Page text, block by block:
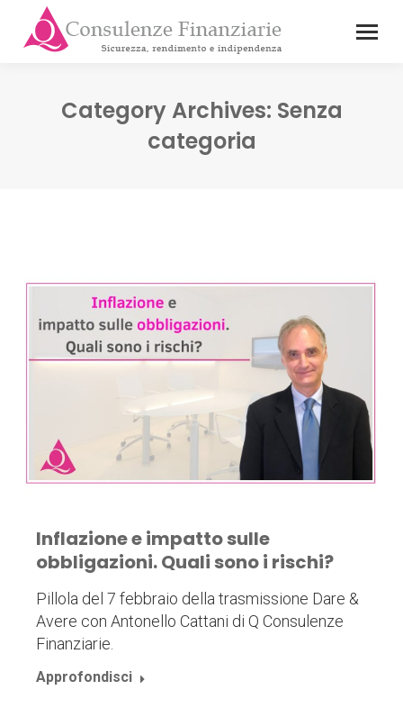
Category Archives: Senza
categoria
Inflazione e impatto sulle
obbligazioni. Quali sono i rischi?
Pillola del 7 febbraio della trasmissione Dare &
Avere con Antonello Cattani di Q Consulenze
Finanziarie.
Approfondisci